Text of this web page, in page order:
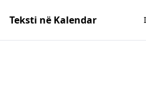
Teksti në Kalendar